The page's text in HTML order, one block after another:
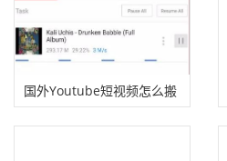
国外Youtube短视频怎么搬
运赚钱？